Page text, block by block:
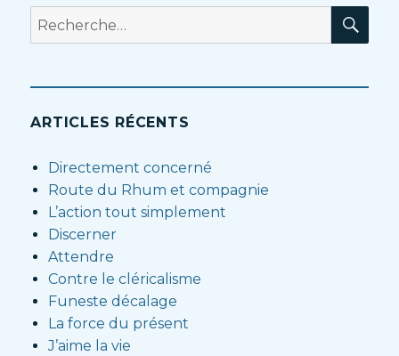
Recherche
pour
ARTICLES RÉCENTS
Directement concerné
Route du Rhum et compagnie
L’action tout simplement
Discerner
Attendre
Contre le cléricalisme
Funeste décalage
La force du présent
J’aime la vie